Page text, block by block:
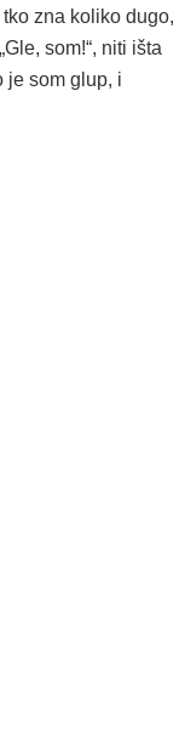
zna koliko dugo,
som!“, niti išta
je som glup, i